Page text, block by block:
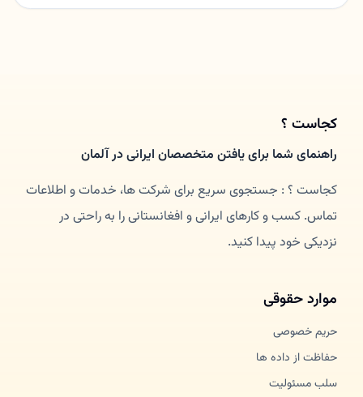
کجاست ؟
راهنمای شما برای یافتن متخصصان ایرانی در آلمان
کجاست ؟ : جستجوی سریع برای شرکت ها، خدمات و اطلاعات
تماس. کسب و کارهای ایرانی و افغانستانی را به راحتی در
نزدیکی خود پیدا کنید.
موارد حقوقی
حریم خصوصی
حفاظت از داده ها
سلب مسئولیت